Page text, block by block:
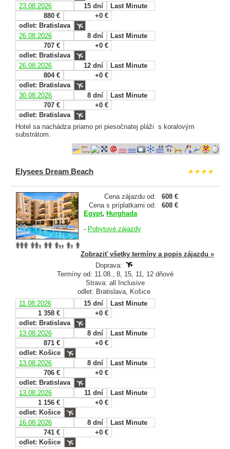
23.08.2026 15 dní
Last Minute
880 €
+0 €
odlet: Bratislava
26.08.2026
8 dní
Last Minute
707 €
+0 €
odlet: Bratislava
26.08.2026
12 dní
Last Minute
804 €
+0 €
odlet: Bratislava
30.08.2026
8 dní
Last Minute
707 €
+0 €
odlet: Bratislava
Hotel sa nachádza priamo pri piesočnatej pláži s koralovým
substrátom.
Elysees Dream Beach
Cena zájazdu od:
608 €
Cena s príplatkami od:
608 €
Egypt, Hurghada
- Pobytové zájazdy
Zobraziť všetky termíny a popis zájazdu »
Doprava:
Termíny od: 11.08., 8, 15, 11, 12 dňové
Strava: all Inclusive
odlet: Bratislava, Košice
11.08.2026
15 dní
Last Minute
1 358 €
+0 €
odlet: Bratislava
13.08.2026
8 dní
Last Minute
871 €
+0 €
odlet: Košice
13.08.2026
8 dní
Last Minute
706 €
+0 €
odlet: Bratislava
13.08.2026
11 dní
Last Minute
1 156 €
+0 €
odlet: Košice
16.08.2026
8 dní
Last Minute
741 €
+0 €
odlet: Košice